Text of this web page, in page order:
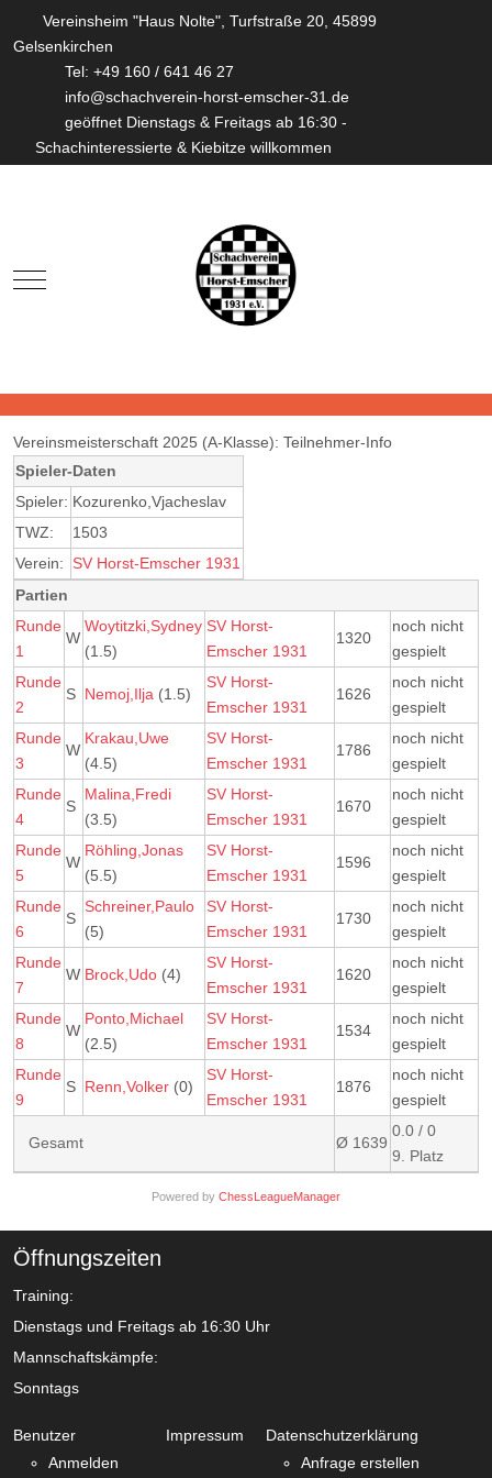
Vereinsheim "Haus Nolte", Turfstraße 20, 45899
Gelsenkirchen
Tel: +49 160 / 641 46 27
info@schachverein-horst-emscher-31.de
geöffnet Dienstags & Freitags ab 16:30 -
Schachinteressierte & Kiebitze willkommen
Mobile Menu Toggle
Vereinsmeisterschaft 2025 (A-Klasse): Teilnehmer-Info
Spieler-Daten
Spieler: Kozurenko,Vjacheslav
TWZ:
1503
Verein:
SV Horst-Emscher 1931
Partien
Runde
1
W
Woytitzki,Sydney
(1.5)
SV Horst-
Emscher 1931
1320
noch nicht
gespielt
Runde
2
S Nemoj,Ilja (1.5)
SV Horst-
Emscher 1931
1626
noch nicht
gespielt
Runde
3
W
Krakau,Uwe
(4.5)
SV Horst-
Emscher 1931
1786
noch nicht
gespielt
Runde
4
S
Malina,Fredi
(3.5)
SV Horst-
Emscher 1931
1670
noch nicht
gespielt
Runde
5
W
Röhling,Jonas
(5.5)
SV Horst-
Emscher 1931
1596
noch nicht
gespielt
Runde
6
S
Schreiner,Paulo
(5)
SV Horst-
Emscher 1931
1730
noch nicht
gespielt
Runde
7
W Brock,Udo (4)
SV Horst-
Emscher 1931
1620
noch nicht
gespielt
Runde
8
W
Ponto,Michael
(2.5)
SV Horst-
Emscher 1931
1534
noch nicht
gespielt
Runde
9
S Renn,Volker (0)
SV Horst-
Emscher 1931
1876
noch nicht
gespielt
Gesamt Ø 1639
0.0 / 0
9. Platz
Powered by ChessLeagueManager
Öffnungszeiten
Training:
Dienstags und Freitags ab 16:30 Uhr
Mannschaftskämpfe:
Sonntags
Benutzer
Anmelden
Impressum
Datenschutzerklärung
Anfrage erstellen